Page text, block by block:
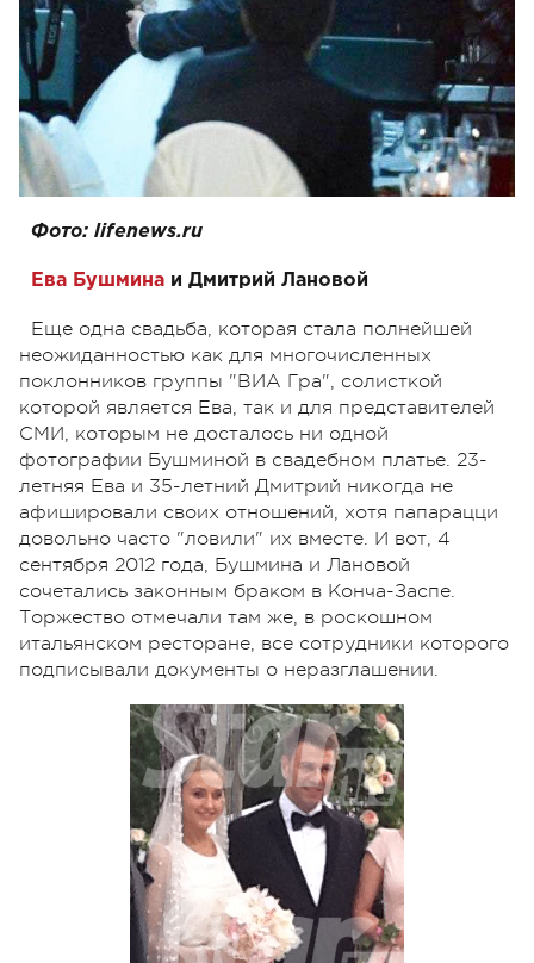
Фото: lifenews.ru
Ева Бушмина и Дмитрий Лановой
Еще одна свадьба, которая стала полнейшей
неожиданностью как для многочисленных
поклонников группы "ВИА Гра", солисткой
которой является Ева, так и для представителей
СМИ, которым не досталось ни одной
фотографии Бушминой в свадебном платье. 23-
летняя Ева и 35-летний Дмитрий никогда не
афишировали своих отношений, хотя папарацци
довольно часто "ловили" их вместе. И вот, 4
сентября 2012 года, Бушмина и Лановой
сочетались законным браком в Конча-Заспе.
Торжество отмечали там же, в роскошном
итальянском ресторане, все сотрудники которого
подписывали документы о неразглашении.